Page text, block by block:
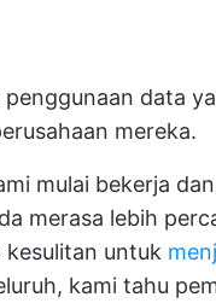
data
mereka.
mulai bekerja
merasa lebih
kesulitan untuk
kami tahu